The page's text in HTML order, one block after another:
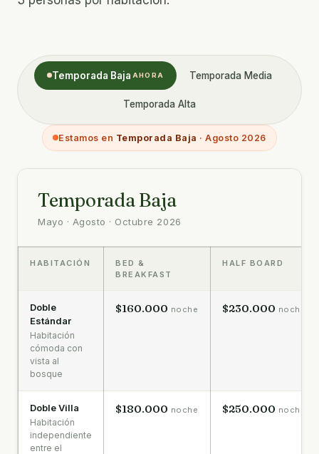
Temporada Baja Temporada Media
Temporada Alta
Estamos en Temporada Baja ·Agosto 2026
Temporada Baja
Mayo · Agosto · Octubre 2026
HABITACIÓN
BED &
BREAKFAST
HALF BOARD
Doble
Estándar
Habitación
cómoda con
vista al
bosque
$160.000 noche $230.000 noche
Doble Villa
Habitación
independiente
entre el
$180.000 noche $250.000 noche